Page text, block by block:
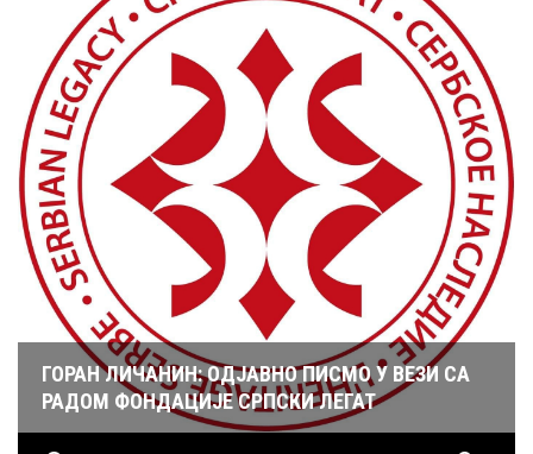
ГОРАН ЛИЧАНИН: ОДЈАВНО ПИСМО У ВЕЗИ СА
РАДОМ ФОНДАЦИЈЕ СРПСКИ ЛЕГАТ